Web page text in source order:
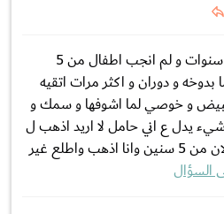
سلام انا امراه متزوجة من 5 سنوات و لم انجب اطفال من 5
بدوخه و دوران و اكثر مرات اتقيه
و خوصي لما اشوفها و سمك و
يدل ع اني حامل لا اريد اذهب ل
طبيب ولا اريد اعمل فحص لان من 5 سنين وانا اذهب واطلع غير
السؤال